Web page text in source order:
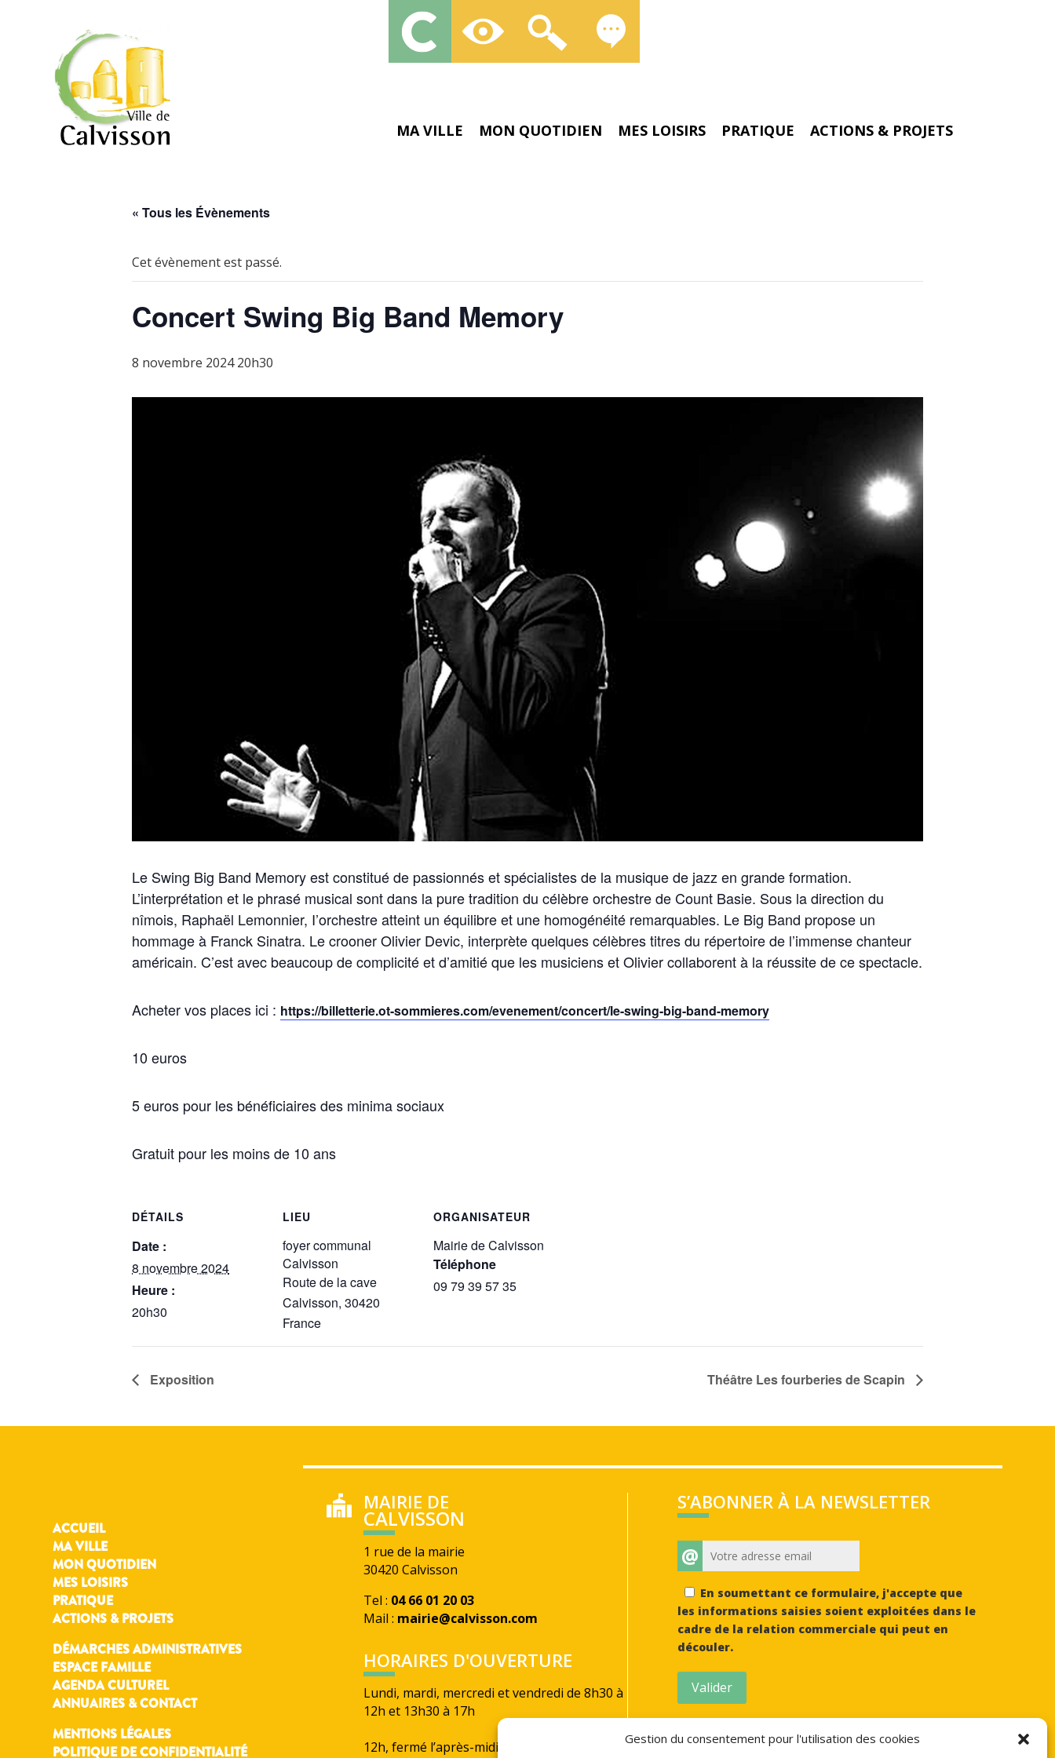
Gestion du consentement pour l'utilisation des cookies
MA VILLE MON QUOTIDIEN MES LOISIRS PRATIQUE ACTIONS & PROJETS
« Tous les Évènements
Cet évènement est passé.
Concert Swing Big Band Memory
8 novembre 2024 20h30
Le Swing Big Band Memory est constitué de passionnés et spécialistes de la musique de jazz en grande formation.
L’interprétation et le phrasé musical sont dans la pure tradition du célèbre orchestre de Count Basie. Sous la direction du
nîmois, Raphaël Lemonnier, I’orchestre atteint un équilibre et une homogénéité remarquables. Le Big Band propose un
hommage à Franck Sinatra. Le crooner Olivier Devic, interprète quelques célèbres titres du répertoire de l’immense chanteur
américain. C’est avec beaucoup de complicité et d’amitié que les musiciens et Olivier collaborent à la réussite de ce spectacle.
Acheter vos places ici : https://billetterie.ot-sommieres.com/evenement/concert/le-swing-big-band-memory
10 euros
5 euros pour les bénéficiaires des minima sociaux
Gratuit pour les moins de 10 ans
DÉTAILS
Date :
8 novembre 2024
Heure :
20h30
LIEU
foyer communal
Calvisson
Route de la cave
Calvisson, 30420
France
ORGANISATEUR
Mairie de Calvisson
Téléphone
09 79 39 57 35
Exposition Théâtre Les fourberies de Scapin
ACCUEIL
MA VILLE
MON QUOTIDIEN
MES LOISIRS
PRATIQUE
ACTIONS & PROJETS
DÉMARCHES ADMINISTRATIVES
ESPACE FAMILLE
AGENDA CULTUREL
ANNUAIRES & CONTACT
MENTIONS LÉGALES
POLITIQUE DE CONFIDENTIALITÉ
MAIRIE DE
CALVISSON
1 rue de la mairie
30420 Calvisson
Tel : 04 66 01 20 03
Mail : mairie@calvisson.com
HORAIRES D'OUVERTURE
Lundi, mardi, mercredi et vendredi de 8h30 à
12h et 13h30 à 17h
Jeudi de 8h30 à
12h, fermé l’après-midi
S’ABONNER À LA NEWSLETTER
@
En soumettant ce formulaire, j'accepte que
les informations saisies soient exploitées dans le
cadre de la relation commerciale qui peut en
découler.
Valider